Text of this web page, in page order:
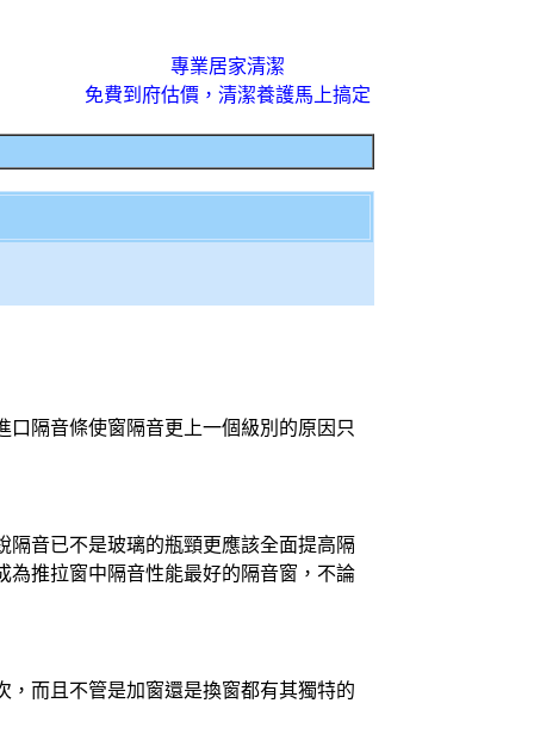
專業居家清潔
免費到府估價，清潔養護馬上搞定
隔音條使窗隔音更上一個級別的原因只
隔音已不是玻璃的瓶頸更應該全面提高隔
為推拉窗中隔音性能最好的隔音窗 ，不論
，而且不管是加窗還是換窗都有其獨特的